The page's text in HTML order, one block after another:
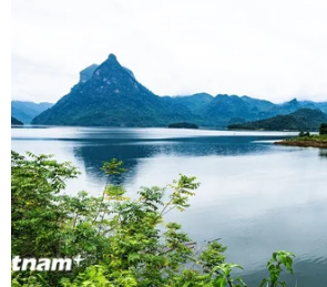
Xung đột tại Trung Đông: Iran nêu
điều kiện nối lại đàm phán với Mỹ
09/08/2026 15:11
Xung đột tại Trung Đông: Israel bác
kế hoạch giải giáp Hamas tại Dải
Gaza